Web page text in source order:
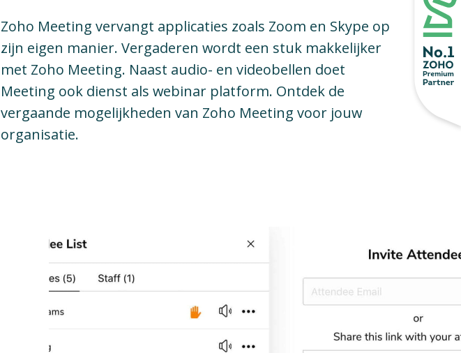
Zoho Meeting vervangt applicaties zoals Zoom en Skype op
zijn eigen manier. Vergaderen wordt een stuk makkelijker
met Zoho Meeting. Naast audio- en videobellen doet
Meeting ook dienst als webinar platform. Ontdek de
vergaande mogelijkheden van Zoho Meeting voor jouw
organisatie.